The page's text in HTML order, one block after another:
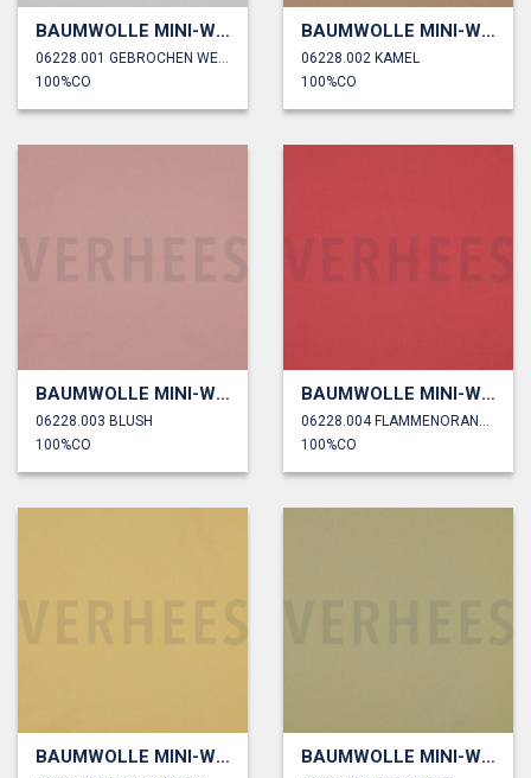
BAUMWOLLE MINI-WAFFELPIQUÉ
06228.001 GEBROCHEN WEISS
100%CO
BAUMWOLLE MINI-WAFFELPIQUÉ
06228.002 KAMEL
100%CO
BAUMWOLLE MINI-WAFFELPIQUÉ
06228.003 BLUSH
100%CO
BAUMWOLLE MINI-WAFFELPIQUÉ
06228.004 FLAMMENORANGE
100%CO
BAUMWOLLE MINI-WAFFELPIQUÉ BAUMWOLLE MINI-WAFFELPIQUÉ